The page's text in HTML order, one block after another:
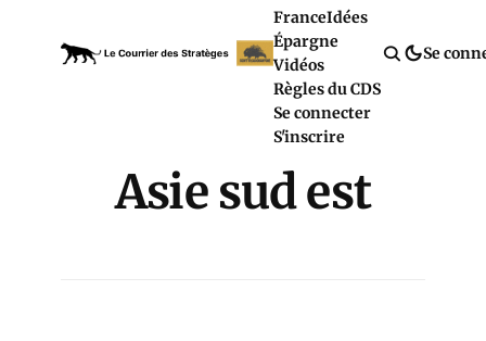
FranceIdées
Épargne
Vidéos
Règles du CDS
Se connecter
S'inscrire
Se
Asie sud est